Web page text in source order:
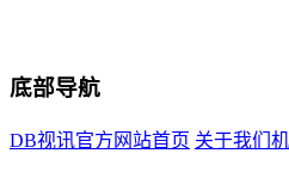
底部导航
DB视讯官方网站首页 关于我们